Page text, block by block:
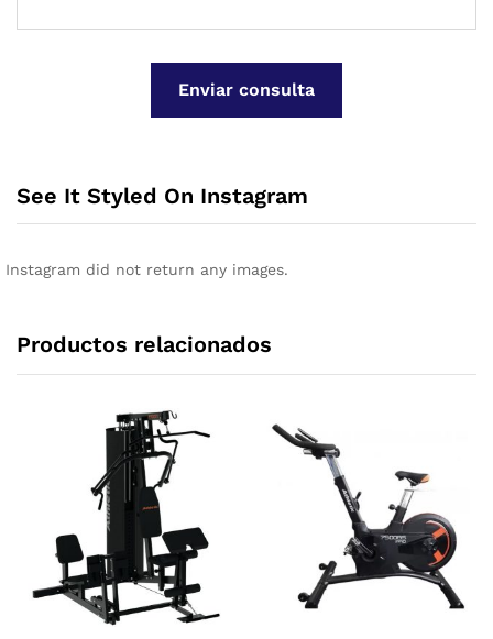
See It Styled On Instagram
Instagram did not return any images.
Productos relacionados